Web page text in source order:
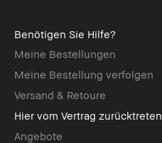
Benötigen Sie Hilfe?
Meine Bestellungen
Meine Bestellung verfolgen
Versand & Retoure
Hier vom Vertrag zurücktreten
Angebote